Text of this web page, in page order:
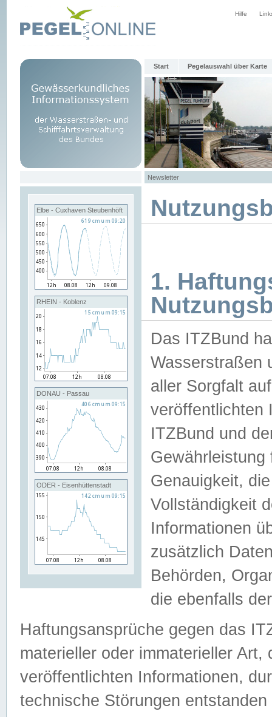
Hilfe
Start Pegelauswahl über Karte
Newsletter
Elbe - Cuxhaven Steubenhöft
RHEIN - Koblenz
DONAU - Passau
ODER - Eisenhüttenstadt
1.
Das ITZBund
Wasserstraßen
aller Sorgfalt
veröffentlichten
ITZBund und
Genauigkeit,
Vollständigkeit
Informationen
zusätzlich
Behörden,
die ebenfalls
Haftungsansprüche gegen das
materieller oder immaterieller
veröffentlichten Informationen,
technische Störungen